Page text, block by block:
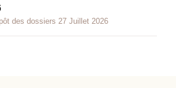
des dossiers 27 Juillet 2026